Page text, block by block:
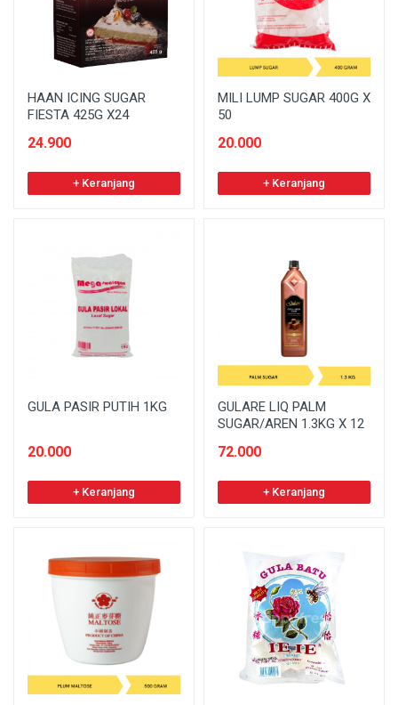
HAAN ICING SUGAR
FIESTA 425G X24
24.900
+ Keranjang
MILI LUMP SUGAR 400G X
50
20.000
+ Keranjang
GULA PASIR PUTIH 1KG
20.000
+ Keranjang
GULARE LIQ PALM
SUGAR/AREN 1.3KG X 12
72.000
+ Keranjang